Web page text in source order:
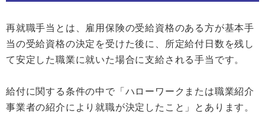
再就職手当とは、雇用保険の受給資格のある方が基本手
当の受給資格の決定を受けた後に、所定給付日数を残し
て安定した職業に就いた場合に支給される手当です。
給付に関する条件の中で「ハローワークまたは職業紹介
事業者の紹介により就職が決定したこと」とあります。